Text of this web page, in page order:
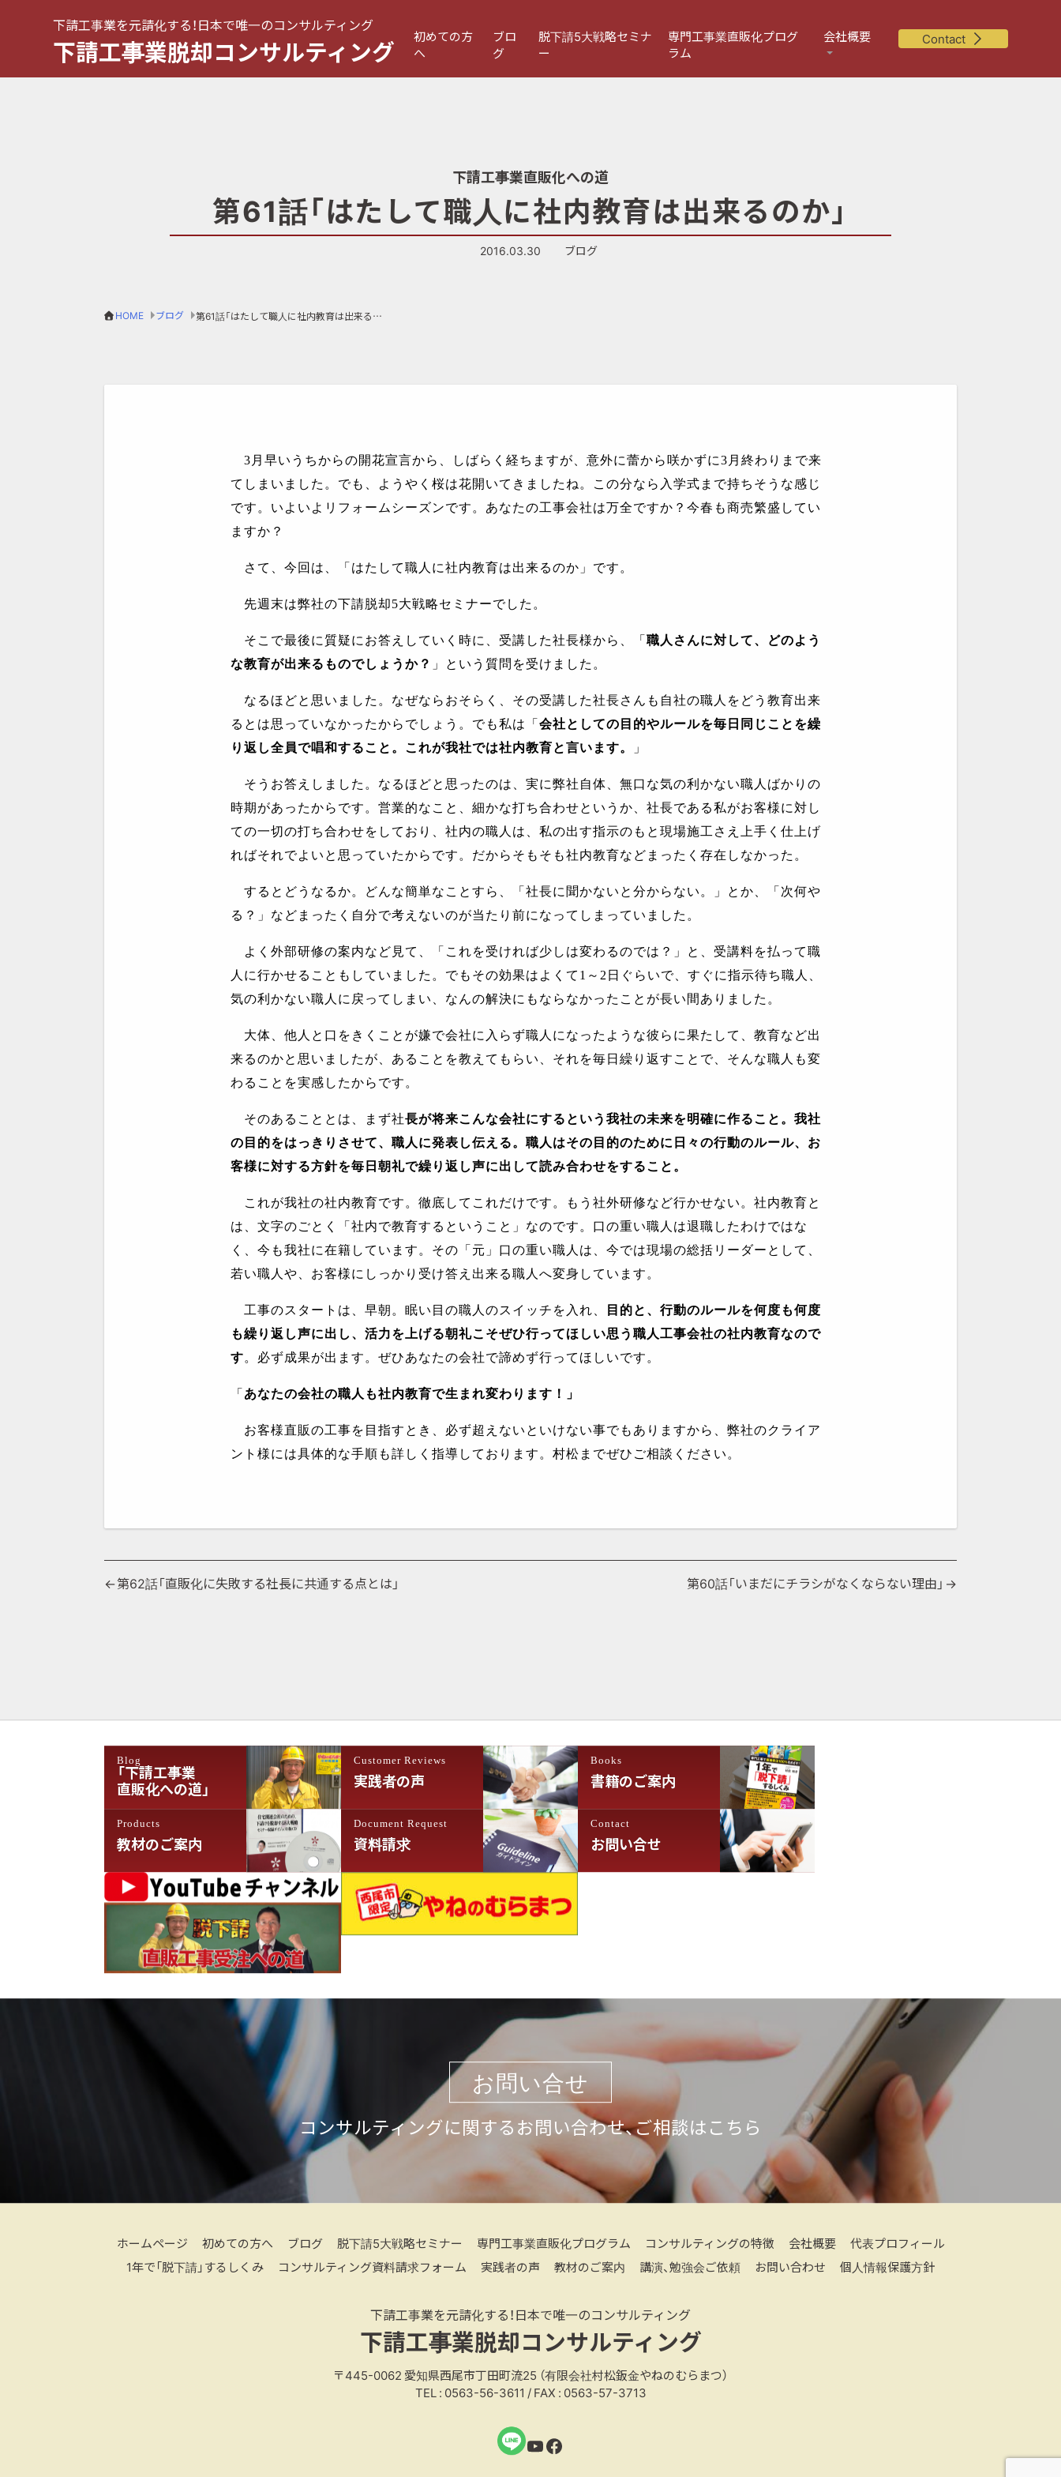
下請工事業を元請化する！日本で唯一のコンサルティング
下請工事業脱却コンサルティング
初めての方
へ
ブロ
グ
脱下請5大戦略セミナ
ー
専門工事業直販化プログ
ラム
会社概要 Contact
下請工事業直販化への道
第61話「はたして職人に社内教育は出来るのか」
2016.03.30 ブログ
HOME ブログ 第61話「はたして職人に社内教育は出来るのか」
3 月早いうちからの開花宣言から、しばらく経ちますが、意外に蕾から咲かずに3 月終わりまで来
てしまいました。でも、ようやく桜は花開いてきましたね。この分なら入学式まで持ちそうな感じ
です。いよいよリフォームシーズンです。あなたの工事会社は万全ですか？今春も商売繁盛してい
ますか？
さて、今回は、「はたして職人に社内教育は出来るのか」です。
先週末は弊社の下請脱却5大戦略セミナーでした。
そこで最後に質疑にお答えしていく時に、受講した社長様から、「 職人さんに対して、どのよう
な教育が出来るものでしょうか？ 」という質問を受けました。
なるほどと思いました。なぜならおそらく、その受講した社長さんも自社の職人をどう教育出来
るとは思っていなかったからでしょう。でも私は「 会社としての目的やルールを毎日同じことを繰
り返し全員で唱和すること。これが我社では社内教育と言います。
」
そうお答えしました。なるほどと思ったのは、実に弊社自体、無口な気の利かない職人ばかりの
時期があったからです。営業的なこと、細かな打ち合わせというか、社長である私がお客様に対し
ての一切の打ち合わせをしており、社内の職人は、私の出す指示のもと現場施工さえ上手く仕上げ
ればそれでよいと思っていたからです。だからそもそも社内教育などまったく存在しなかった。
するとどうなるか。どんな簡単なことすら、「社長に聞かないと分からない。」とか、「次何や
る？」などまったく自分で考えないのが当たり前になってしまっていました。
よく外部研修の案内など見て、「これを受ければ少しは変わるのでは？」と、受講料を払って職
人に行かせることもしていました。でもその効果はよくて 1 ～ 2 日ぐらいで、すぐに指示待ち職人、
気の利かない職人に戻ってしまい、なんの解決にもならなかったことが長い間ありました。
大体、他人と口をきくことが嫌で会社に入らず職人になったような彼らに果たして、教育など出
来るのかと思いましたが、あることを教えてもらい、それを毎日繰り返すことで、そんな職人も変
わることを実感したからです。
そのあることとは、まず社長が将来こんな会社にするという我社の未来を明確に作ること。我社
の目的をはっきりさせて、職人に発表し伝える。職人はその目的のために日々の行動のルール、お
客様に対する方針を毎日朝礼で繰り返し声に出して読み合わせをすること。
これが我社の社内教育です。徹底してこれだけです。もう社外研修など行かせない。社内教育と
は、文字のごとく「社内で教育するということ」なのです。口の重い職人は退職したわけではな
く、今も我社に在籍しています。その「元」口の重い職人は、今では現場の総括リーダーとして、
若い職人や、お客様にしっかり受け答え出来る職人へ変身しています。
工事のスタートは、早朝。眠い目の職人のスイッチを入れ、
目的と、行動のルールを何度も何度
も繰り返し声に出し、活力を上げる朝礼こそぜひ行ってほしい思う職人工事会社の社内教育なので
す。必ず成果が出ます。ぜひあなたの会社で諦めず行ってほしいです。
「 あなたの会社の職人も社内教育で生まれ変わります！」
お客様直販の工事を目指すとき、必ず超えないといけない事でもありますから、弊社のクライア
ント様には具体的な手順も詳しく指導しております。村松までぜひご相談ください。
投
ー
シ
ョ
ン
第60話「いまだにチラシがなくならない理由」
第62話「直販化に失敗する社長に共通する点とは」
Blog
「下請工事業
直販化への道」
Customer Reviews
実践者の声
Books
書籍のご案内
Products
教材のご案内
Document Request
資料請求
Contact
お問い合せ
お問い合せ
コンサルティングに関するお問い合わせ、ご相談はこちら
ホームページ 初めての方へ ブログ 脱下請5大戦略セミナー 専門工事業直販化プログラム コンサルティングの特徴 会社概要
代表プロフィール
1年で「脱下請」するしくみ
コンサルティング資料請求フォーム 実践者の声 教材のご案内 講演、勉強会ご依頼 お問い合わせ 個人情報保護方針
下請工事業を元請化する！日本で唯一のコンサルティング
下請工事業脱却コンサルティング
〒445-0062 愛知県西尾市丁田町流25 （有限会社村松鈑金やねのむらまつ）
TEL : 0563-56-3611 / FAX : 0563-57-3713
YouTube
Facebook